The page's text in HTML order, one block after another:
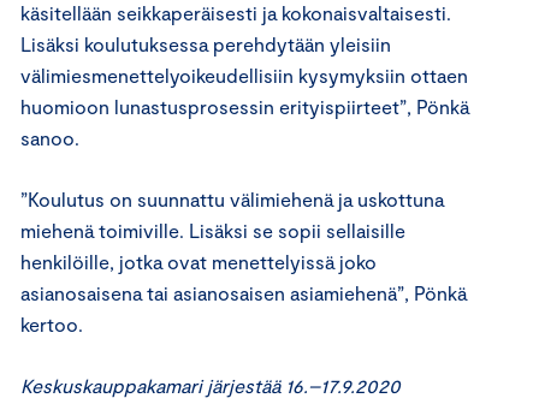
käsitellään seikkaperäisesti ja kokonaisvaltaisesti.
Lisäksi koulutuksessa perehdytään yleisiin
välimiesmenettelyoikeudellisiin kysymyksiin ottaen
huomioon lunastusprosessin erityispiirteet”, Pönkä
sanoo.
”Koulutus on suunnattu välimiehenä ja uskottuna
miehenä toimiville. Lisäksi se sopii sellaisille
henkilöille, jotka ovat menettelyissä joko
asianosaisena tai asianosaisen asiamiehenä”, Pönkä
kertoo.
Keskuskauppakamari järjestää 16.–17.9.2020